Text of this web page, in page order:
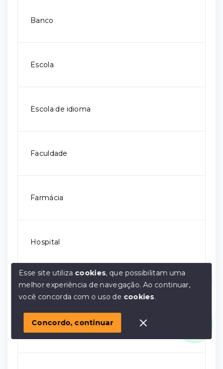
Banco
Escola
Escola de idioma
Faculdade
Farmácia
Hospital
Igreja
Padaria
Olá! em posso ajudar?
Esse site utiliza cookies, que possibilitam uma
melhor experiência de navegação.Ao continuar,
você concorda com o uso de cookies.
Concordo, continuar